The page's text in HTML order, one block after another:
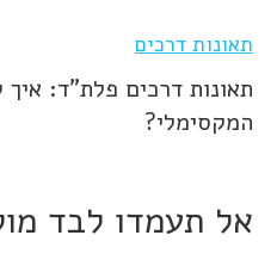
תאונות דרכים
תאונות דרכים פלת"ד: איך
המקסימלי?
אל תעמדו לבד